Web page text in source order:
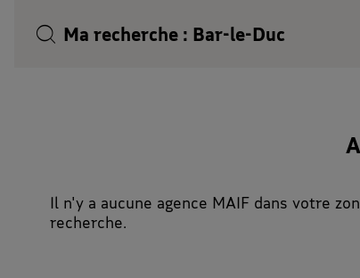
Ma recherche : Bar-le-Duc
Il n'y a aucune agence MAIF dans votre
recherche.